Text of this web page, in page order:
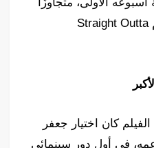
الأولى، متجاوزًا
الرقم الذي كان يحمله فيلم Straight Outta
كان اختيار جعفر
في أول دور سينمائي